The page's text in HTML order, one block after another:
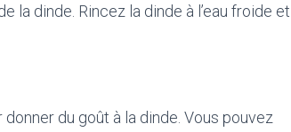
la dinde. Rincez la dinde à l’eau froide et
du goût à la dinde. Vous pouvez